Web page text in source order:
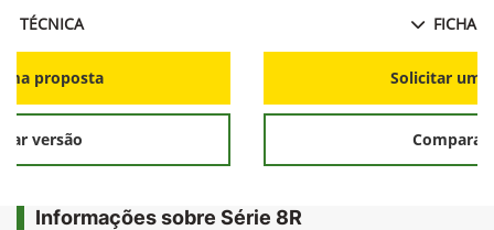
TÉCNICA
proposta
versão
FICHA
Solicitar
Comparar
Informações sobre Série 8R